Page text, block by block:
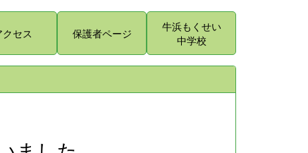
クセス 保護者ページ
牛浜もくせい
中学校